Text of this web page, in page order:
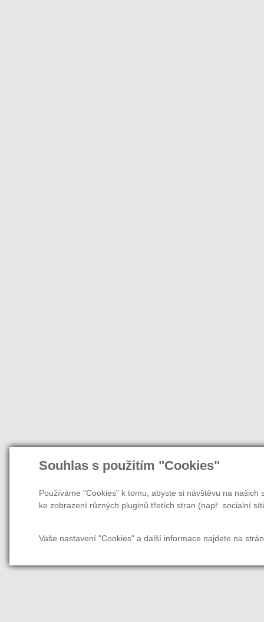
Souhlas s použitím "Cookies"
Používáme "Cookies" k tomu, abyste si návštěvu na
ke zobrazení různých pluginů třetích stran (např. socialní
Vaše nastavení "Cookies" a další informace najdete na